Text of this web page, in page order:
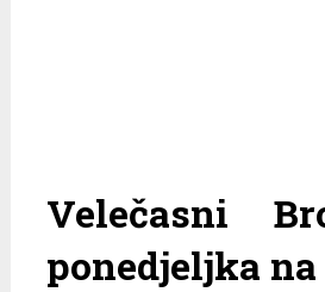
Velečasni
ponedjeljka na